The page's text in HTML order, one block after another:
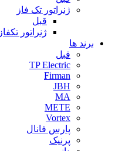
ژنراتور تک فاز
قبل
ژنراتور تکفاز Firman
برند ها
قبل
TP Electric
Firman
JBH
MA
METE
Vortex
پارس فانال
پرنیک